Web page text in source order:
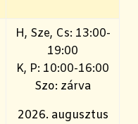
H, Sze, Cs: 13:00-
19:00
K, P: 10:00-16:00
Szo: zárva
2026. augusztus